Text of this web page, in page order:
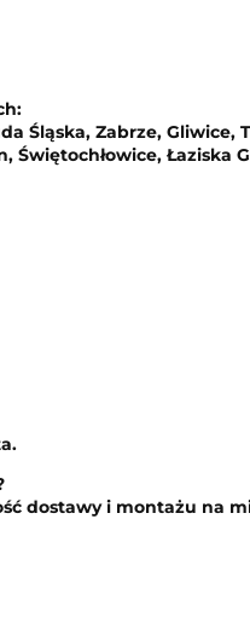
Śląska, Zabrze, Gliwice,
Świętochłowice, Łaziska
dostawy i montażu na